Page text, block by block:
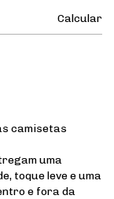
Calcular
camisetas
uma
toque leve e uma
e fora da